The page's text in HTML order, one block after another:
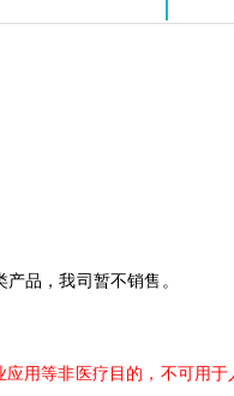
品，我司暂不销售。
用等非医疗目的，不可用